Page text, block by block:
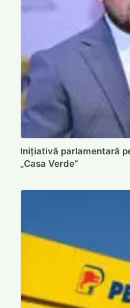
Inițiativă parlamentară
„Casa Verde”